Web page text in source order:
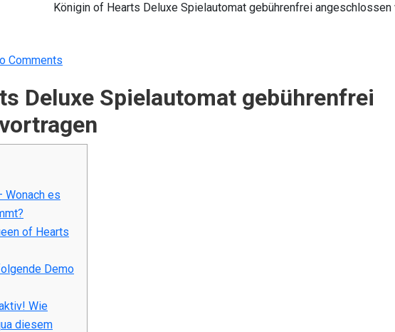
Königin of Hearts Deluxe Spielautomat gebührenfrei angeschlossen
Comments
Deluxe Spielautomat gebührenfrei
Wonach es
of Hearts
Demo
Wie
diesem